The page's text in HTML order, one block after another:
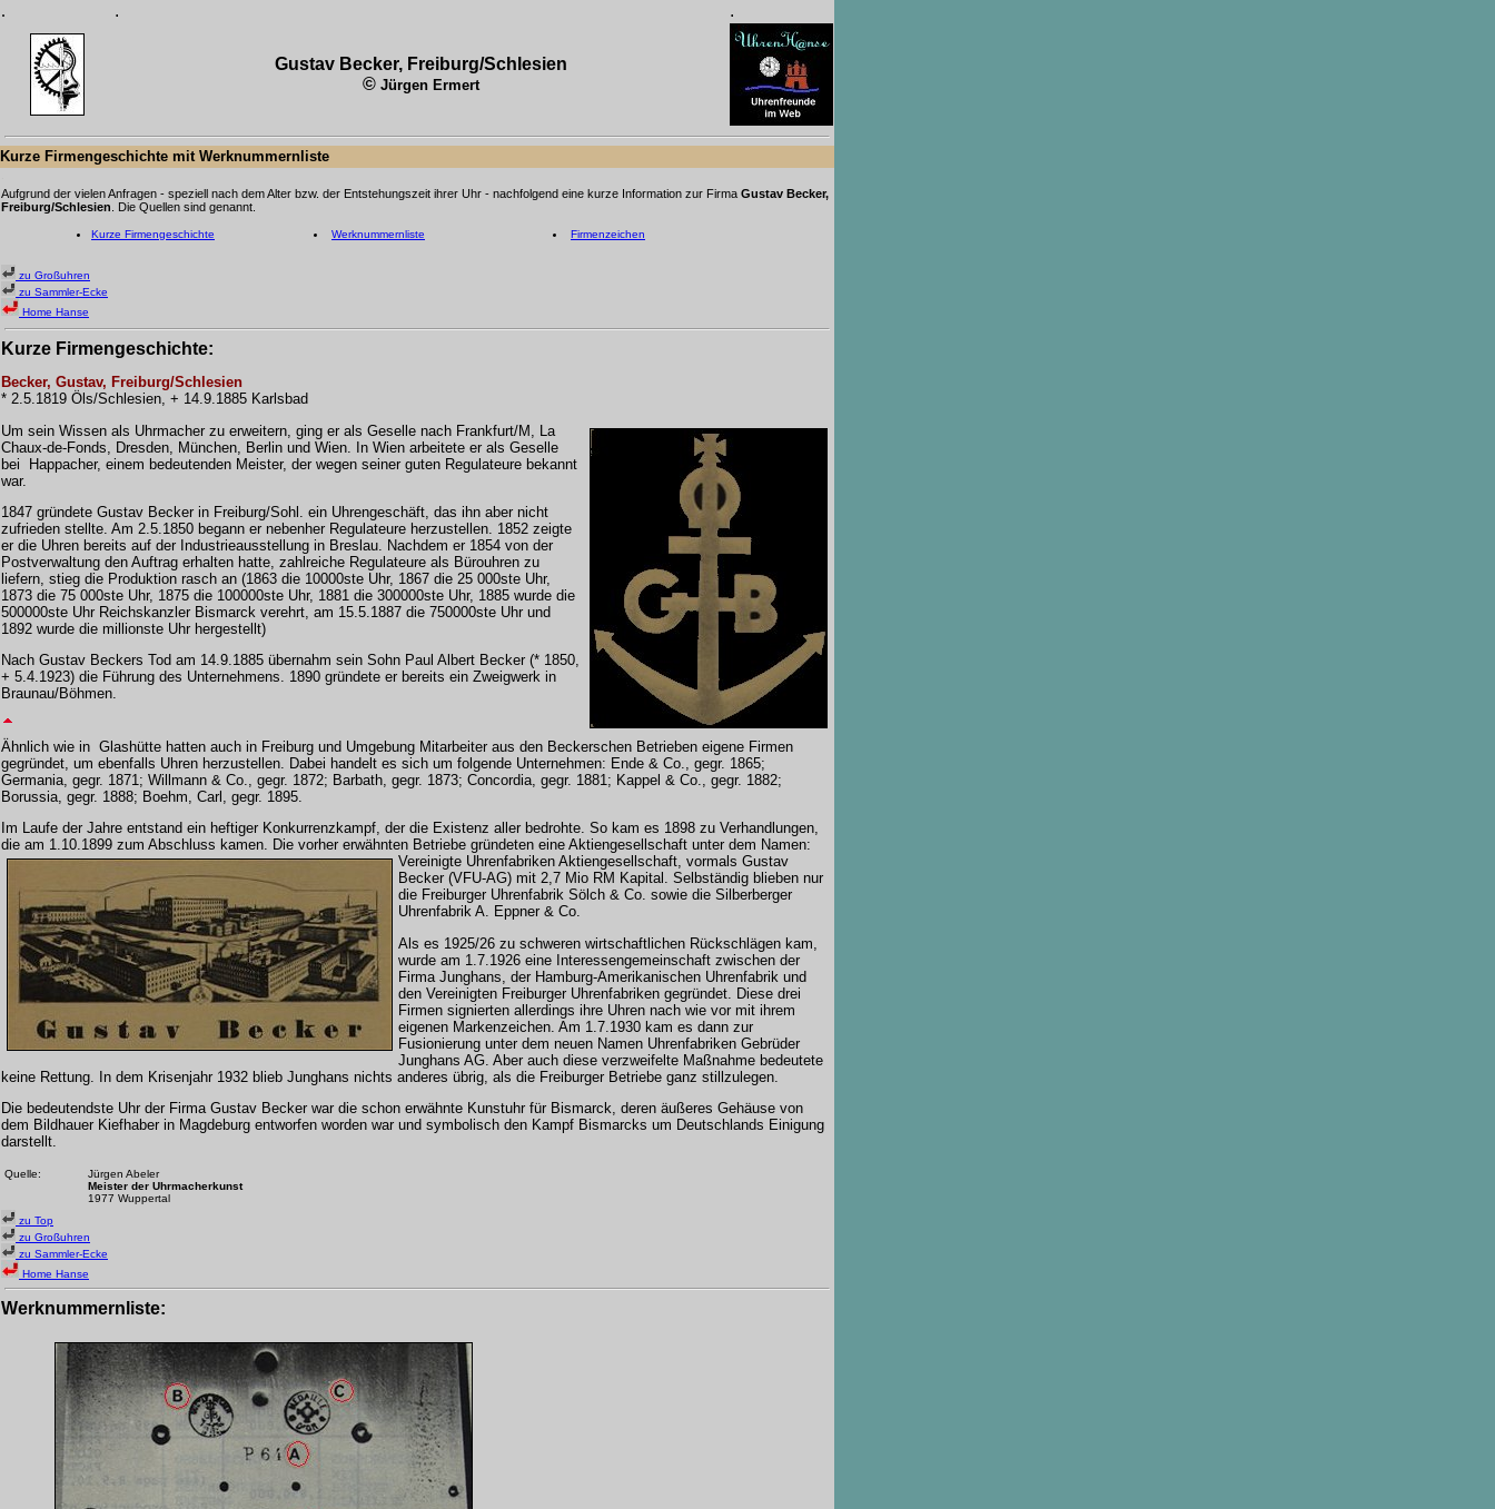
. . .
Gustav Becker, Freiburg/Schlesien
© Jürgen Ermert
Kurze Firmengeschichte mit Werknummernliste
Aufgrund der vielen Anfragen - speziell nach dem Alter bzw. der Entstehungszeit ihrer Uhr - nachfolgend eine kurze Information zur Firma Gustav Becker,
Freiburg/Schlesien . Die Quellen sind genannt.
Kurze Firmengeschichte Werknummernliste Firmenzeichen
zu Großuhren
zu Sammler-Ecke
Home Hanse
Kurze Firmengeschichte:
Becker, Gustav, Freiburg/Schlesien
* 2.5.1819 Öls/Schlesien, + 14.9.1885 Karlsbad
Um sein Wissen als Uhrmacher zu erweitern, ging er als Geselle nach Frankfurt/M, La
Chaux-de-Fonds, Dresden, München, Berlin und Wien. In Wien arbeitete er als Geselle
bei Happacher, einem bedeutenden Meister, der wegen seiner guten Regulateure bekannt
war.
1847 gründete Gustav Becker in Freiburg/Sohl. ein Uhrengeschäft, das ihn aber nicht
zufrieden stellte. Am 2.5.1850 begann er nebenher Regulateure herzustellen. 1852 zeigte
er die Uhren bereits auf der Industrieausstellung in Breslau. Nachdem er 1854 von der
Postverwaltung den Auftrag erhalten hatte, zahlreiche Regulateure als Bürouhren zu
liefern, stieg die Produktion rasch an (1863 die 10000ste Uhr, 1867 die 25 000ste Uhr,
1873 die 75 000ste Uhr, 1875 die 100000ste Uhr, 1881 die 300000ste Uhr, 1885 wurde die
500000ste Uhr Reichskanzler Bismarck verehrt, am 15.5.1887 die 750000ste Uhr und
1892 wurde die millionste Uhr hergestellt)
Nach Gustav Beckers Tod am 14.9.1885 übernahm sein Sohn Paul Albert Becker (* 1850,
+ 5.4.1923) die Führung des Unternehmens. 1890 gründete er bereits ein Zweigwerk in
Braunau/Böhmen.
Ähnlich wie in Glashütte hatten auch in Freiburg und Umgebung Mitarbeiter aus den Beckerschen Betrieben eigene Firmen
gegründet, um ebenfalls Uhren herzustellen. Dabei handelt es sich um folgende Unternehmen: Ende & Co., gegr. 1865;
Germania, gegr. 1871; Willmann & Co., gegr. 1872; Barbath, gegr. 1873; Concordia, gegr. 1881; Kappel & Co., gegr. 1882;
Borussia, gegr. 1888; Boehm, Carl, gegr. 1895.
Im Laufe der Jahre entstand ein heftiger Konkurrenzkampf, der die Existenz aller bedrohte. So kam es 1898 zu Verhandlungen,
die am 1.10.1899 zum Abschluss kamen. Die vorher erwähnten Betriebe gründeten eine Aktiengesellschaft unter dem Namen:
Vereinigte Uhrenfabriken Aktiengesellschaft, vormals Gustav
Becker (VFU-AG) mit 2,7 Mio RM Kapital. Selbständig blieben nur
die Freiburger Uhrenfabrik Sölch & Co. sowie die Silberberger
Uhrenfabrik A. Eppner & Co.
Als es 1925/26 zu schweren wirtschaftlichen Rückschlägen kam,
wurde am 1.7.1926 eine Interessengemeinschaft zwischen der
Firma Junghans, der Hamburg-Amerikanischen Uhrenfabrik und
den Vereinigten Freiburger Uhrenfabriken gegründet. Diese drei
Firmen signierten allerdings ihre Uhren nach wie vor mit ihrem
eigenen Markenzeichen. Am 1.7.1930 kam es dann zur
Fusionierung unter dem neuen Namen Uhrenfabriken Gebrüder
Junghans AG. Aber auch diese verzweifelte Maßnahme bedeutete
keine Rettung. In dem Krisenjahr 1932 blieb Junghans nichts anderes übrig, als die Freiburger Betriebe ganz stillzulegen.
Die bedeutendste Uhr der Firma Gustav Becker war die schon erwähnte Kunstuhr für Bismarck, deren äußeres Gehäuse von
dem Bildhauer Kiefhaber in Magdeburg entworfen worden war und symbolisch den Kampf Bismarcks um Deutschlands Einigung
darstellt.
Quelle:
Jürgen Abeler
Meister der Uhrmacherkunst
1977 Wuppertal
zu Top
zu Großuhren
zu Sammler-Ecke
Home Hanse
Werknummernliste: